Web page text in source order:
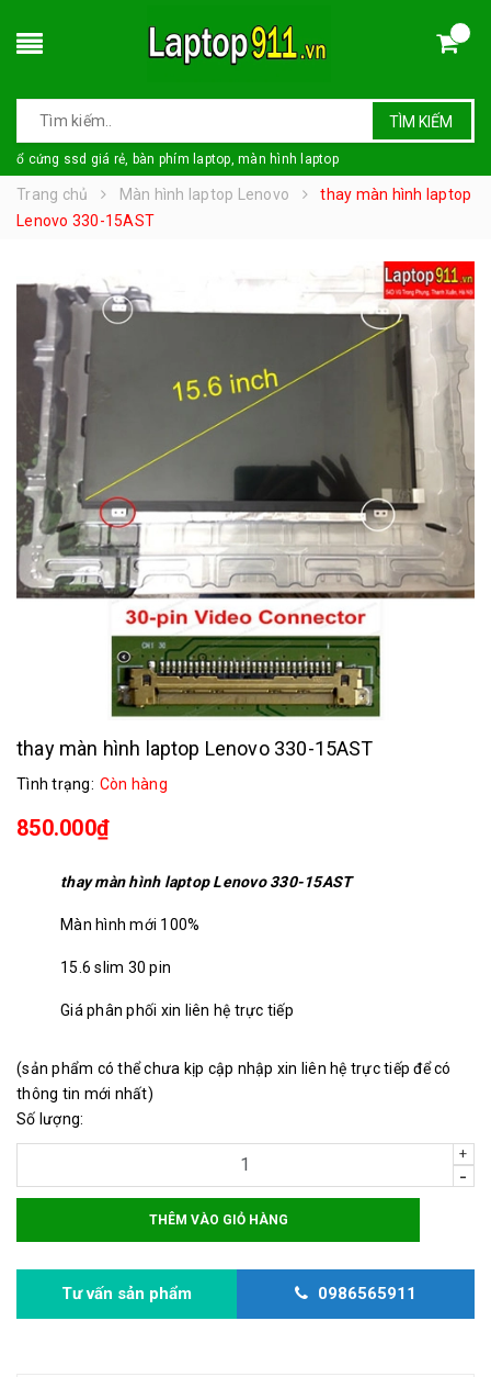
TÌM KIẾM
ổ cứng ssd giá rẻ, bàn phím laptop, màn hình laptop
Trang chủ Màn hình laptop Lenovo
thay màn hình laptop
Lenovo 330-15AST
thay màn hình laptop Lenovo 330-15AST
Tình trạng: Còn hàng
850.000₫
thay màn hình laptop Lenovo 330-15AST
Màn hình mới 100%
15.6 slim 30 pin
Giá phân phối xin liên hệ trực tiếp
(sản phẩm có thể chưa kịp cập nhập xin liên hệ trực tiếp để có
thông tin mới nhất)
Số lượng:
+
-
THÊM VÀO GIỎ HÀNG
Tư vấn sản phẩm 0986565911